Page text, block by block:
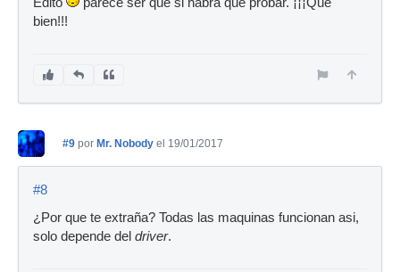
Edito
parece ser que si habrá que probar. ¡¡¡Que
bien!!!
#9 por Mr. Nobody el 19/01/2017
#8
¿Por que te extraña? Todas las maquinas funcionan asi,
solo depende del driver.